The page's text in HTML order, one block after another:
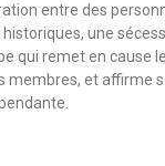
entre des
une
qui remet en cause
membres, et affirme